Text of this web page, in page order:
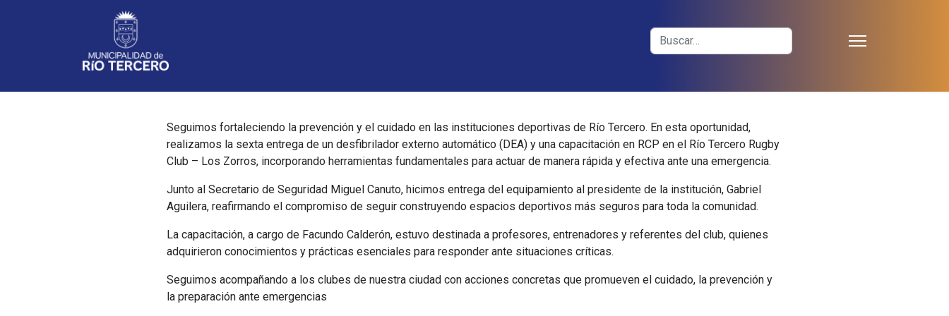
Buscar
Seguimos fortaleciendo la prevención y el cuidado en las instituciones deportivas de Río Tercero. En esta oportunidad,
realizamos la sexta entrega de un desfibrilador externo automático (DEA) y una capacitación en RCP en el Río Tercero Rugby
Club – Los Zorros, incorporando herramientas fundamentales para actuar de manera rápida y efectiva ante una emergencia.
Junto al Secretario de Seguridad Miguel Canuto, hicimos entrega del equipamiento al presidente de la institución, Gabriel
Aguilera, reafirmando el compromiso de seguir construyendo espacios deportivos más seguros para toda la comunidad.
La capacitación, a cargo de Facundo Calderón, estuvo destinada a profesores, entrenadores y referentes del club, quienes
adquirieron conocimientos y prácticas esenciales para responder ante situaciones críticas.
Seguimos acompañando a los clubes de nuestra ciudad con acciones concretas que promueven el cuidado, la prevención y
la preparación ante emergencias